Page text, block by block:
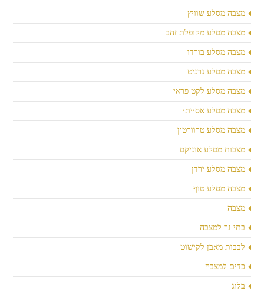
מצבה מסלע שוויץ
מצבה מסלע מקופלת זהב
מצבה מסלע בורדו
מצבה מסלע גרניט
מצבה מסלע לקט פראי
מצבה מסלע אסייתי
מצבה מסלע טרוורטין
מצבות מסלע אוניקס
מצבה מסלע ירדן
מצבה מסלע טוף
מצבה
בתי נר למצבה
לבבות מאבן לקישוט
כדים למצבה
בלוג